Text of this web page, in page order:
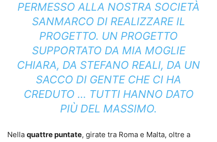
PERMESSO ALLA NOSTRA SOCIETÀ
SANMARCO DI REALIZZARE IL
PROGETTO. UN PROGETTO
SUPPORTATO DA MIA MOGLIE
CHIARA, DA STEFANO REALI, DA UN
SACCO DI GENTE CHE CI HA
CREDUTO … TUTTI HANNO DATO
PIÙ DEL MASSIMO.
Nella quattre puntate, girate tra Roma e Malta, oltre a